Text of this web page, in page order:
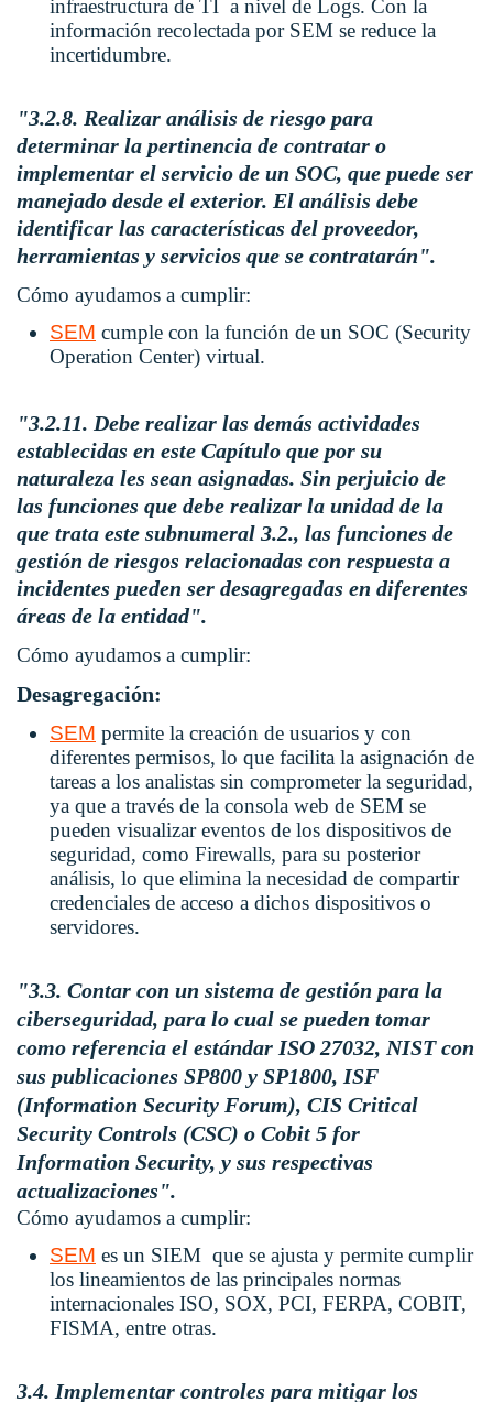
infraestructura de TI a nivel de Logs. Con la
información recolectada por SEM se reduce la
incertidumbre.
"3.2.8. Realizar análisis de riesgo para
determinar la pertinencia de contratar o
implementar el servicio de un SOC, que puede ser
manejado desde el exterior. El análisis debe
identificar las características del proveedor,
herramientas y servicios que se contratarán".
Cómo ayudamos a cumplir:
SEM cumple con la función de un SOC (Security
Operation Center) virtual.
"3.2.11. Debe realizar las demás actividades
establecidas en este Capítulo que por su
naturaleza les sean asignadas. Sin perjuicio de
las funciones que debe realizar la unidad de la
que trata este subnumeral 3.2., las funciones de
gestión de riesgos relacionadas con respuesta a
incidentes pueden ser desagregadas en diferentes
áreas de la entidad".
Cómo ayudamos a cumplir:
Desagregación:
SEM permite la creación de usuarios y con
diferentes permisos, lo que facilita la asignación de
tareas a los analistas sin comprometer la seguridad,
ya que a través de la consola web de SEM se
pueden visualizar eventos de los dispositivos de
seguridad, como Firewalls, para su posterior
análisis, lo que elimina la necesidad de compartir
credenciales de acceso a dichos dispositivos o
servidores.
"3.3. Contar con un sistema de gestión para la
ciberseguridad, para lo cual se pueden tomar
como referencia el estándar ISO 27032, NIST con
sus publicaciones SP800 y SP1800, ISF
(Information Security Forum), CIS Critical
Security Controls (CSC) o Cobit 5 for
Information Security, y sus respectivas
actualizaciones".
Cómo ayudamos a cumplir:
SEM es un SIEM que se ajusta y permite cumplir
los lineamientos de las principales normas
internacionales ISO, SOX, PCI, FERPA, COBIT,
FISMA, entre otras.
3.4. Implementar controles para mitigar los